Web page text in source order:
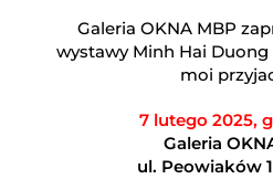
Galeria OKNA MBP
wystawy Minh Hai Duong
moi
7 lutego 2025,
Galeria
ul. Peowiaków